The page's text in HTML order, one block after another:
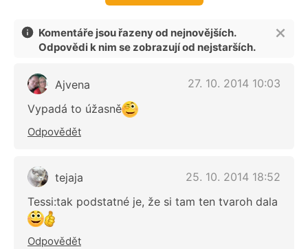
Komentáře jsou řazeny od nejnovějších.
Odpovědi k nim se zobrazují od nejstarších.
Ajvena
27. 10. 2014 10:03
Vypadá to úžasně
Odpovědět
tejaja
25. 10. 2014 18:52
Tessi:tak podstatné je, že si tam ten tvaroh dala
Odpovědět